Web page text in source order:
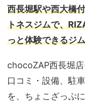
西長堀駅や西大橋
トネスジムで、
っと体験できるジ
chocoZAP西長堀
口コミ・設備、駐
を、ちょこざっぷ